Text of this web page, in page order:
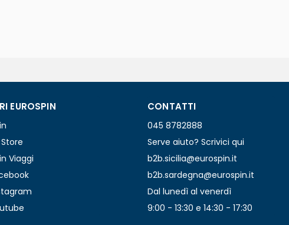
EUROSPIN
Viaggi
CONTATTI
045 8782888
Serve aiuto? Scrivici qui
b2b.sicilia@eurospin.it
b2b.sardegna@eurospin.it
Dal lunedì al venerdì
9:00 - 13:30 e 14:30 - 17:30